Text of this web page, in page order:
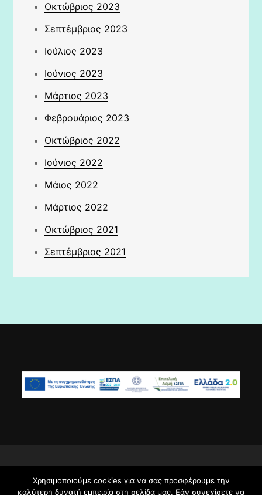
Οκτώβριος 2023
Σεπτέμβριος 2023
Ιούλιος 2023
Ιούνιος 2023
Μάρτιος 2023
Φεβρουάριος 2023
Οκτώβριος 2022
Ιούνιος 2022
Μάιος 2022
Μάρτιος 2022
Οκτώβριος 2021
Σεπτέμβριος 2021
2810256095 - mail@15dim-irakl.ira.sch.gr Θέμα
Χρησιμοποιούμε cookies για να σας προσφέρουμε την
καλύτερη δυνατή εμπειρία στη σελίδα μας. Εάν συνεχίσετε να